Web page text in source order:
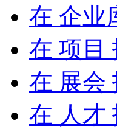
在 企业
在 项目
在 展会
在 人才